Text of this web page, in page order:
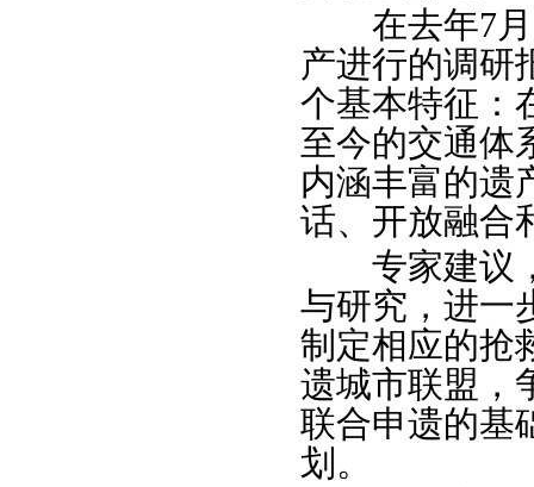
在去年7月
产进行的调研
个基本特征：
至今的交通体
内涵丰富的遗
话、开放融合
专家建议，
与研究，进一
制定相应的抢
遗城市联盟，
联合申遗的基
划。